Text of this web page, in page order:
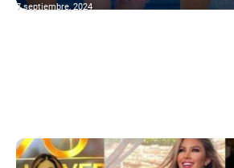
7 septiembre, 2024